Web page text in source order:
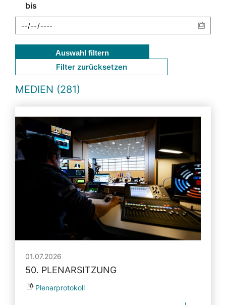
bis
Auswahl filtern
Filter zurücksetzen
MEDIEN (281)
01.07.2026
50. PLENARSITZUNG
Plenarprotokoll